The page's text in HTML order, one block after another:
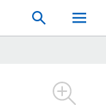
Search
Toggle
Mobile